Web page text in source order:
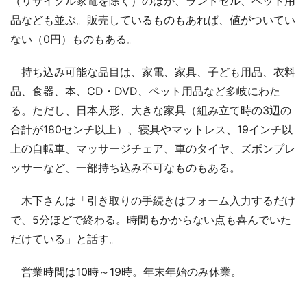
品なども並ぶ。販売しているものもあれば、値がついてい
ない（0円）ものもある。
持ち込み可能な品目は、家電、家具、子ども用品、衣料
品、食器、本、CD・DVD、ペット用品など多岐にわた
る。ただし、日本人形、大きな家具（組み立て時の3辺の
合計が180センチ以上）、寝具やマットレス、19インチ以
上の自転車、マッサージチェア、車のタイヤ、ズボンプレ
ッサーなど、一部持ち込み不可なものもある。
木下さんは「引き取りの手続きはフォーム入力するだけ
で、5分ほどで終わる。時間もかからない点も喜んでいた
だけている」と話す。
営業時間は10時～19時。年末年始のみ休業。